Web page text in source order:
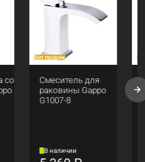
со
Хит продаж
Смеситель для
раковины Gappo
G1007-8
В наличии